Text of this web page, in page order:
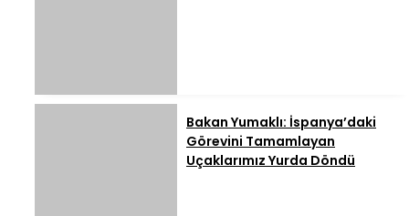
Bakan Yumaklı: İspanya’daki
Görevini Tamamlayan
Uçaklarımız Yurda Döndü